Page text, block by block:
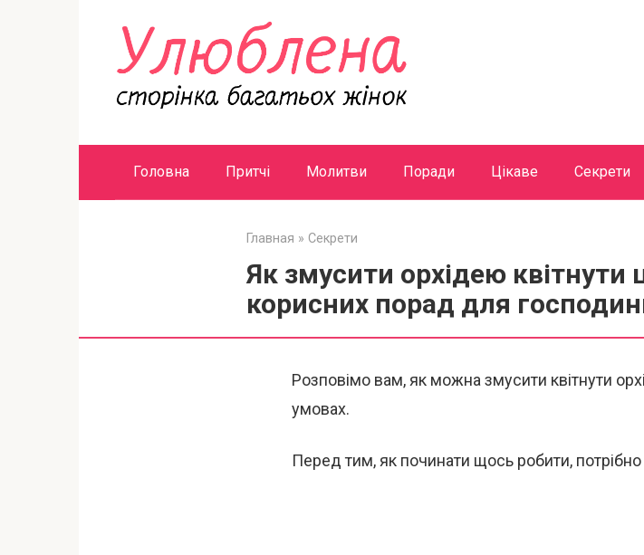
Головна Притчі Молитви Поради Цікаве Секрети
Главная » Секрети
Як змусити орхідею квітнути
корисних порад для
Розповімо вам, як можна змусити квітнути
умовах.
Перед тим, як починати щось робити,